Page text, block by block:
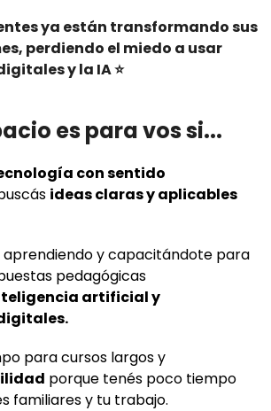
ya están transformando sus
perdiendo el miedo a usar
y la IA ⭐
es para vos si...
con sentido
ideas claras y aplicables
aprendiendo y capacitándote para
pedagógicas
artificial y
para cursos largos y
porque tenés poco tiempo
familiares y tu trabajo.